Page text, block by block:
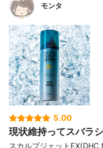
モンタ
5.00
現状維持ってスバラ
スカルプジェット